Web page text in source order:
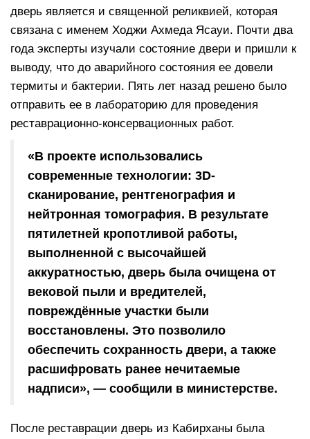
дверь является и священной реликвией, которая
связана с именем Ходжи Ахмеда Ясауи. Почти два
года эксперты изучали состояние двери и пришли к
выводу, что до аварийного состояния ее довели
термиты и бактерии. Пять лет назад решено было
отправить ее в лабораторию для проведения
реставрационно-консервационных работ.
«В проекте использовались
современные технологии: 3D-
сканирование, рентгенография и
нейтронная томография. В результате
пятилетней кропотливой работы,
выполненной с высочайшей
аккуратностью, дверь была очищена от
вековой пыли и вредителей,
повреждённые участки были
восстановлены. Это позволило
обеспечить сохранность двери, а также
расшифровать ранее нечитаемые
надписи», — сообщили в министерстве.
После реставрации дверь из Кабирханы была